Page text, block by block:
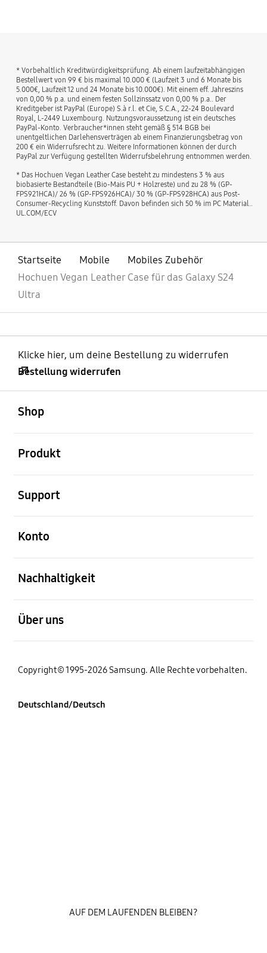
* Vorbehaltlich Kreditwürdigkeitsprüfung. Ab einem laufzeitabhängigen
Bestellwert von 99 € bis maximal 10.000 € (Laufzeit 3 und 6 Monate bis
5.000€, Laufzeit 12 und 24 Monate bis 10.000€). Mit einem eff. Jahreszins
von 0,00 % p.a. und einem festen Sollzinssatz von 0,00 % p.a.. Der
Kreditgeber ist PayPal (Europe) S.à r.l. et Cie, S.C.A., 22-24 Boulevard
Royal, L-2449 Luxembourg. Nutzungsvoraussetzung ist ein deutsches
PayPal-Konto. Verbraucher*innen steht gemäß § 514 BGB bei
unentgeltlichen Darlehensverträgen ab einem Finanzierungsbetrag von
200 € ein Widerrufsrecht zu. Weitere Informationen können der durch
PayPal zur Verfügung gestellten Widerrufsbelehrung entnommen werden.
* Das Hochuen Vegan Leather Case besteht zu mindestens 3 % aus
biobasierte Bestandteile (Bio-Mais PU + Holzreste) und zu 28 % (GP-
FPS921HCA)/ 26 % (GP-FPS926HCA)/ 30 % (GP-FPS928HCA) aus Post-
Consumer-Recycling Kunststoff. Davon befinden sich 50 % im PC Material..
UL.COM/ECV
Startseite Mobile
Mobiles Zubehör
Hochuen Vegan Leather Case für das Galaxy S24
Ultra
Klicke hier, um deine Bestellung zu widerrufen
Bestellung widerrufen
Shop
Produkt
Support
Konto
Nachhaltigkeit
Über uns
Copyright© 1995-2026 Samsung. Alle Rechte vorbehalten.
Deutschland/Deutsch
AUF DEM LAUFENDEN BLEIBEN?